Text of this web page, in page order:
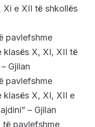
Xi e XII të shkollës
pavlefshme
klasës X, XI, XII të
Gjilan
pavlefshme
klasës X, XI, XII e
– Gjilan
të pavlefshme